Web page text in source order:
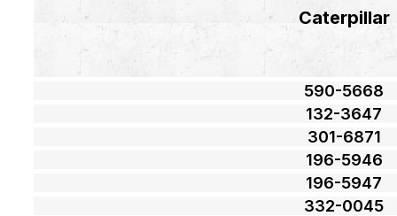
Caterpillar
590-5668
132-3647
301-6871
196-5946
196-5947
332-0045